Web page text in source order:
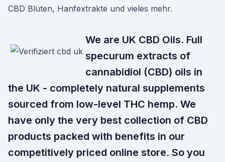
CBD Blüten, Hanfextrakte und vieles mehr.
We are UK CBD Oils. Full
specurum extracts of
cannabidiol (CBD) oils in
the UK - completely natural supplements
sourced from low-level THC hemp. We
have only the very best collection of CBD
products packed with benefits in our
competitively priced online store. So you